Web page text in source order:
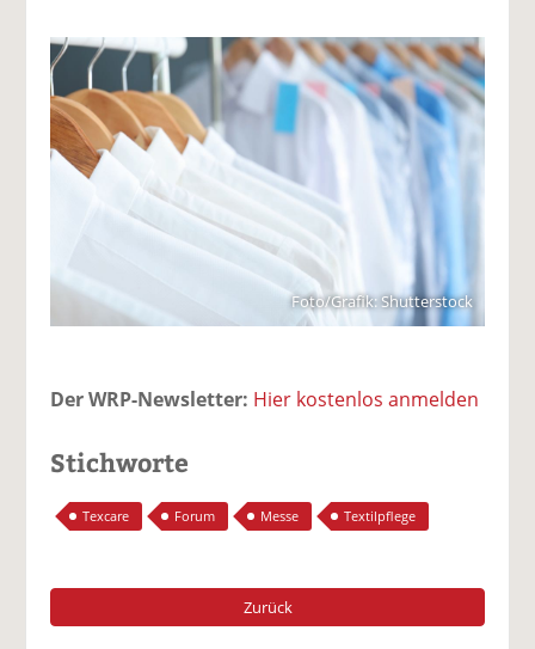
Foto/Grafik: Shutterstock
Der WRP-Newsletter: Hier kostenlos anmelden
Stichworte
Texcare Forum Messe Textilpflege
Zurück